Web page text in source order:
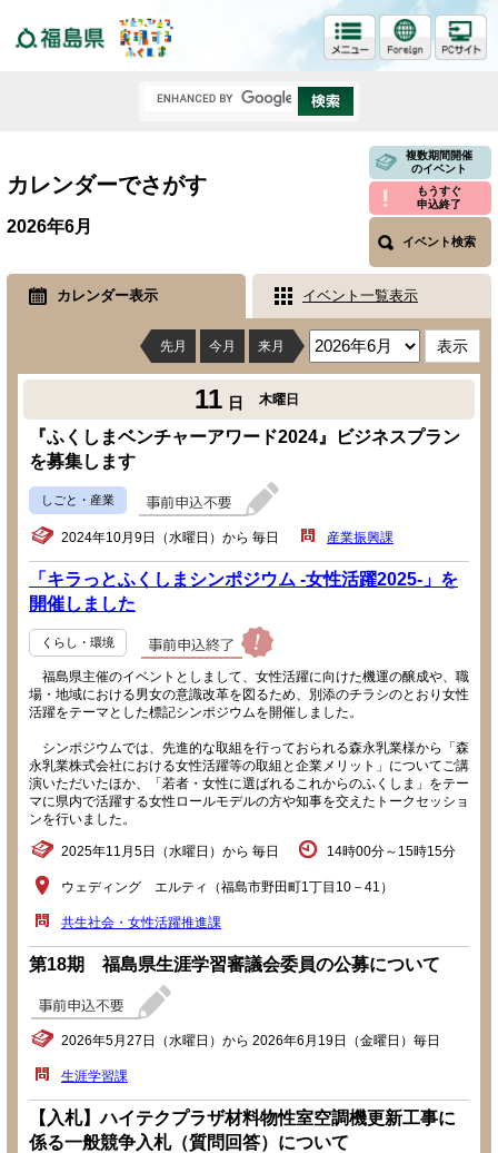
カレンダーでさがす
複数期間開催
のイベント
もうすぐ
申込終了
イベント検索
2026年6月
カレンダー表示 イベント一覧表示
先月 今月 来月
11 日 木曜日
『ふくしまベンチャーアワード2024』ビジネスプラン
を募集します
しごと・産業
2024年10月9日（水曜日）から 毎日 産業振興課
「キラっとふくしまシンポジウム -女性活躍2025-」を
開催しました
くらし・環境
福島県主催のイベントとしまして、女性活躍に向けた機運の醸成や、職
場・地域における男女の意識改革を図るため、別添のチラシのとおり女性
活躍をテーマとした標記シンポジウムを開催しました。
シンポジウムでは、先進的な取組を行っておられる森永乳業様から「森
永乳業株式会社における女性活躍等の取組と企業メリット」についてご講
演いただいたほか、「若者・女性に選ばれるこれからのふくしま」をテー
マに県内で活躍する女性ロールモデルの方や知事を交えたトークセッショ
ンを行いました。
2025年11月5日（水曜日）から 毎日 14時00分～15時15分
ウェディング エルティ（福島市野田町1丁目10－41）
共生社会・女性活躍推進課
第18期 福島県生涯学習審議会委員の公募について
2026年5月27日（水曜日）から 2026年6月19日（金曜日）毎日
生涯学習課
【入札】ハイテクプラザ材料物性室空調機更新工事に
係る一般競争入札（質問回答）について